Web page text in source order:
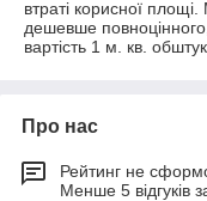
втраті корисної
дешевше
вартість 1 м. кв.
Про нас
Рейтинг не
Менше 5 відгуків